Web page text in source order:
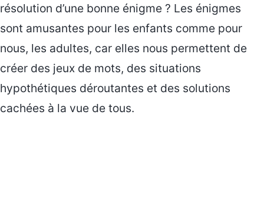
résolution d’une bonne énigme ? Les énigmes
sont amusantes pour les enfants comme pour
nous, les adultes, car elles nous permettent de
créer des jeux de mots, des situations
hypothétiques déroutantes et des solutions
cachées à la vue de tous.